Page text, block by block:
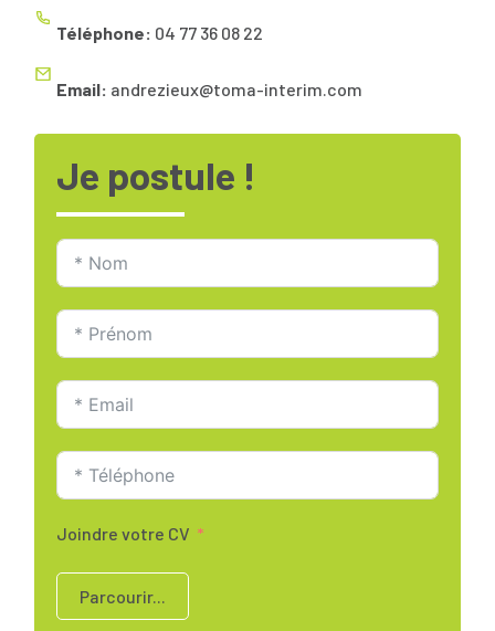
Téléphone: 04 77 36 08 22
Email: andrezieux@toma-interim.com
Je postule !
Joindre votre CV
Parcourir...